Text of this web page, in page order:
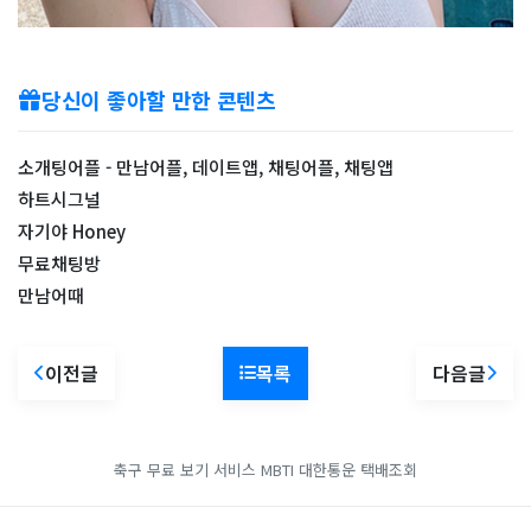
당신이 좋아할 만한 콘텐츠
소개팅어플 - 만남어플, 데이트앱, 채팅어플, 채팅앱
하트시그널
자기야 Honey
무료채팅방
만남어때
이전글 목록 다음글
축구 무료 보기 서비스 MBTI 대한통운 택배조회